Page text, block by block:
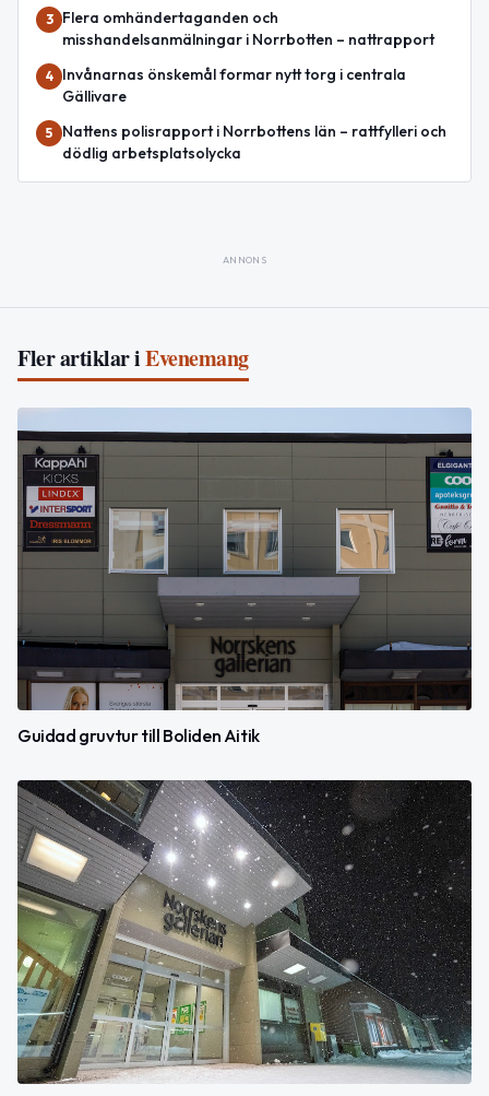
3
Flera omhändertaganden och
misshandelsanmälningar i Norrbotten – nattrapport
4
Invånarnas önskemål formar nytt torg i centrala
Gällivare
5
Nattens polisrapport i Norrbottens län – rattfylleri och
dödlig arbetsplatsolycka
ANNONS
Fler artiklar iEvenemang
Guidad gruvtur till Boliden Aitik